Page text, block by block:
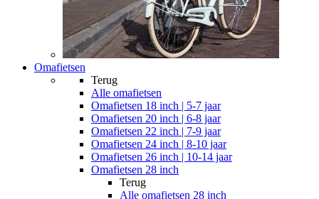
Omafietsen
Terug
Alle omafietsen
Omafietsen 18 inch | 5-7 jaar
Omafietsen 20 inch | 6-8 jaar
Omafietsen 22 inch | 7-9 jaar
Omafietsen 24 inch | 8-10 jaar
Omafietsen 26 inch | 10-14 jaar
Omafietsen 28 inch
Terug
Alle omafietsen 28 inch